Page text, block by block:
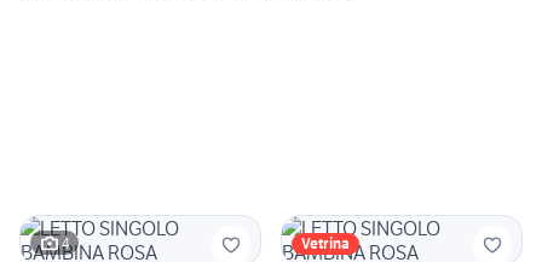
4 Vetrina